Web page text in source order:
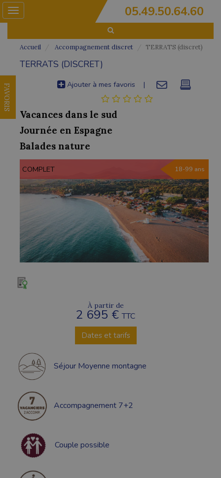
05.49.50.64.60
Toggle
FAVORIS
Accueil Accompagnement discret TERRATS (discret)
TERRATS (DISCRET)
Ajouter à mes favoris |
Vacances dans le sud
Journée en Espagne
Balades nature
COMPLET 18-99 ans
À partir de
2 695 €TTC
Dates et tarifs
Séjour Moyenne montagne
Accompagnement 7+2
Couple possible